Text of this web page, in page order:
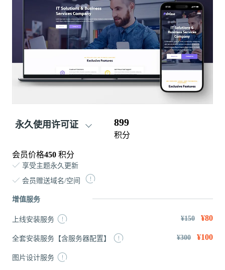
永久使用许可证 899
积分
会员价格450 积分
享受主题永久更新
会员赠送域名/空间
增值服务
上线安装服务 ¥150 ¥80
全套安装服务【含服务器配置】 ¥300 ¥100
图片设计服务